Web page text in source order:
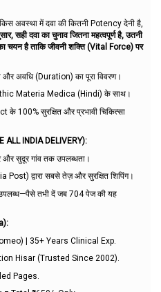
अवस्था में दवा की कितनी Potency देनी है,
सही दवा का चुनाव जितना महत्वपूर्ण है, उतनी
चयन है ताकि जीवनी शक्ति (Vital Force) पर
और अवधि (Duration) का पूरा विवरण।
Materia Medica (Hindi) के साथ।
के 100% सुरक्षित और प्रभावी चिकित्सा
ALL INDIA DELIVERY):
और सुदूर गांव तक उपलब्धता।
Post) द्वारा सबसे तेज़ और सुरक्षित शिपिंग।
तभी दें जब 704 पेज की यह
| 35+ Years Clinical Exp.
Hisar (Trusted Since 2002).
Pages.